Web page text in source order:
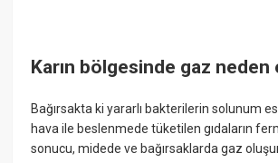
Karın bölgesinde gaz neden
Bağırsakta ki yararlı bakterilerin solunum
hava ile beslenmede tüketilen gıdaların
sonucu, midede ve bağırsaklarda gaz